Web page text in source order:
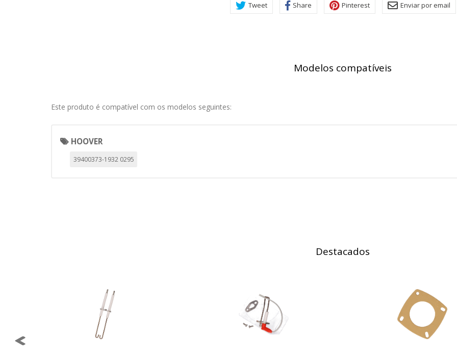
Tweet Share Pinterest Enviar por email
Modelos compatíveis
Este produto é compatível com os modelos seguintes:
HOOVER
39400373-1932 0295
Destacados
Cookies Utilizadas: